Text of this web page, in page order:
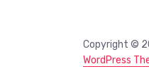
Copyright ©
WordPress